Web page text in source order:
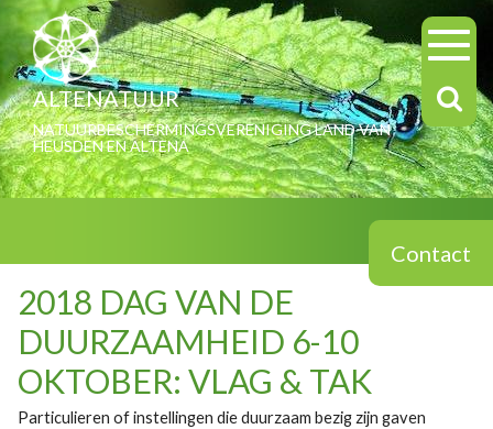
ALTENATUUR
NATUURBESCHERMINGSVERENIGING LAND VAN
HEUSDEN EN ALTENA
Contact
2018 DAG VAN DE
DUURZAAMHEID 6-10
OKTOBER: VLAG & TAK
Particulieren of instellingen die duurzaam bezig zijn gaven